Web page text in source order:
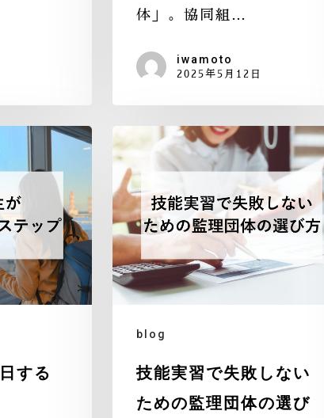
体」。協同組…
iwamoto
2025年5月12日
する
blog
技能実習で失敗しない
ための監理団体の選び